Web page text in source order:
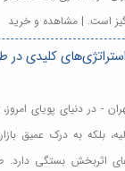
است. | مشاهده و خرید
استراتژی‌های کلیدی
- در دنیای پویای
بلکه به درک عمیق
اثربخش بستگی دارد.